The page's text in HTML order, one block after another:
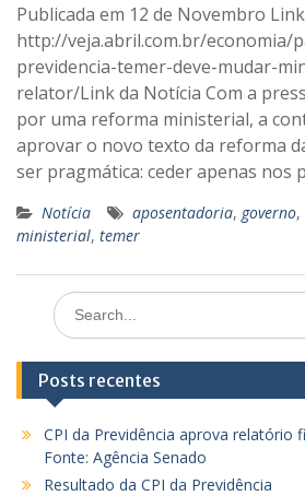
Publicada em 12 de Novembro
http://veja.abril.com.br/economia/
previdencia-temer-deve-mudar-
relator/Link da Notícia Com a
por uma reforma ministerial, a
aprovar o novo texto da reforma
ser pragmática: ceder apenas nos
Notícia aposentadoria, governo,
ministerial, temer
Search
for:
Posts recentes
CPI da Previdência aprova relatório
Fonte: Agência Senado
Resultado da CPI da Previdência